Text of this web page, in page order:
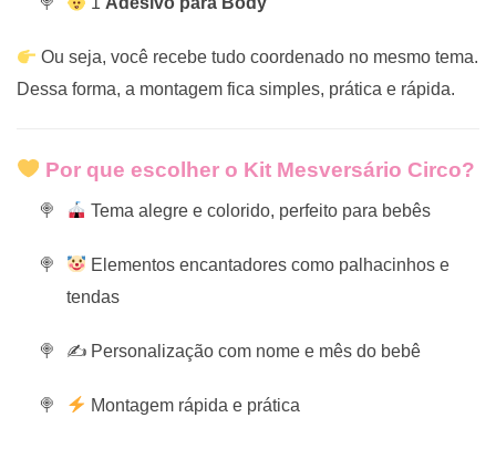
Ou seja, você recebe tudo coordenado no mesmo tema.
Dessa forma, a montagem fica simples, prática e rápida.
Por que escolher o Kit Mesversário Circo?
Tema alegre e colorido, perfeito para bebês
Elementos encantadores como palhacinhos e
tendas
✍️ Personalização com nome e mês do bebê
Montagem rápida e prática